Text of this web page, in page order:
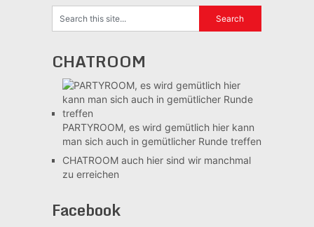
CHATROOM
PARTYROOM, es wird gemütlichhier kann
man sich auch in gemütlicher Runde treffen
CHATROOMauch hier sind wir manchmal
zu erreichen
Facebook